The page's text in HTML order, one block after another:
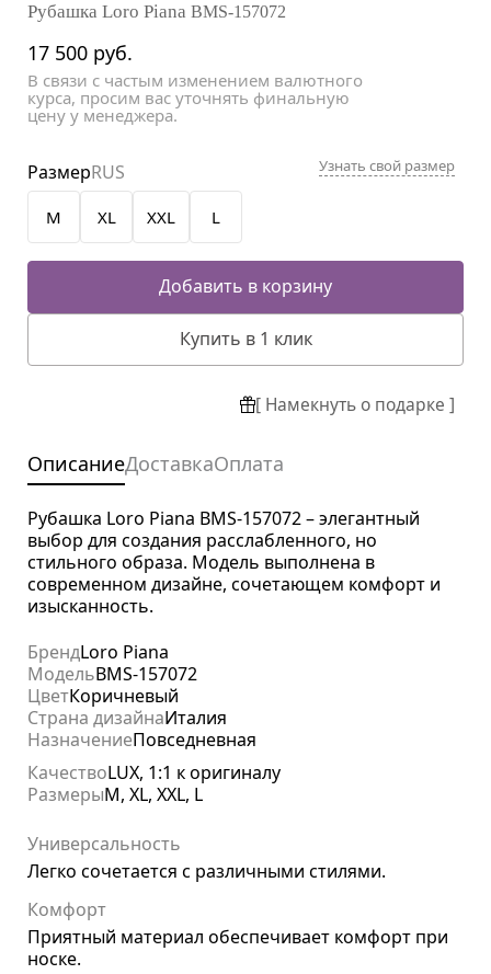
Рубашка Loro Piana BMS-157072
17 500 руб.
В связи с частым изменением валютного
курса, просим вас уточнять финальную
цену у менеджера.
M XL XXL L
РазмерRUS Узнать свой размер
Добавить в корзину
Купить в 1 клик
[ Намекнуть о подарке ]
ОписаниеДоставкаОплата
Рубашка Loro Piana BMS-157072 – элегантный
выбор для создания расслабленного, но
стильного образа. Модель выполнена в
современном дизайне, сочетающем комфорт и
изысканность.
БрендLoro Piana
МодельBMS-157072
ЦветКоричневый
Страна дизайнаИталия
НазначениеПовседневная
КачествоLUX, 1:1 к оригиналу
РазмерыM, XL, XXL, L
Универсальность
Легко сочетается с различными стилями.
Комфорт
Приятный материал обеспечивает комфорт при
носке.